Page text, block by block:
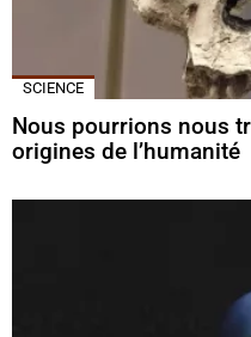
SCIENCE
Nous pourrions nous
origines de l’humanité